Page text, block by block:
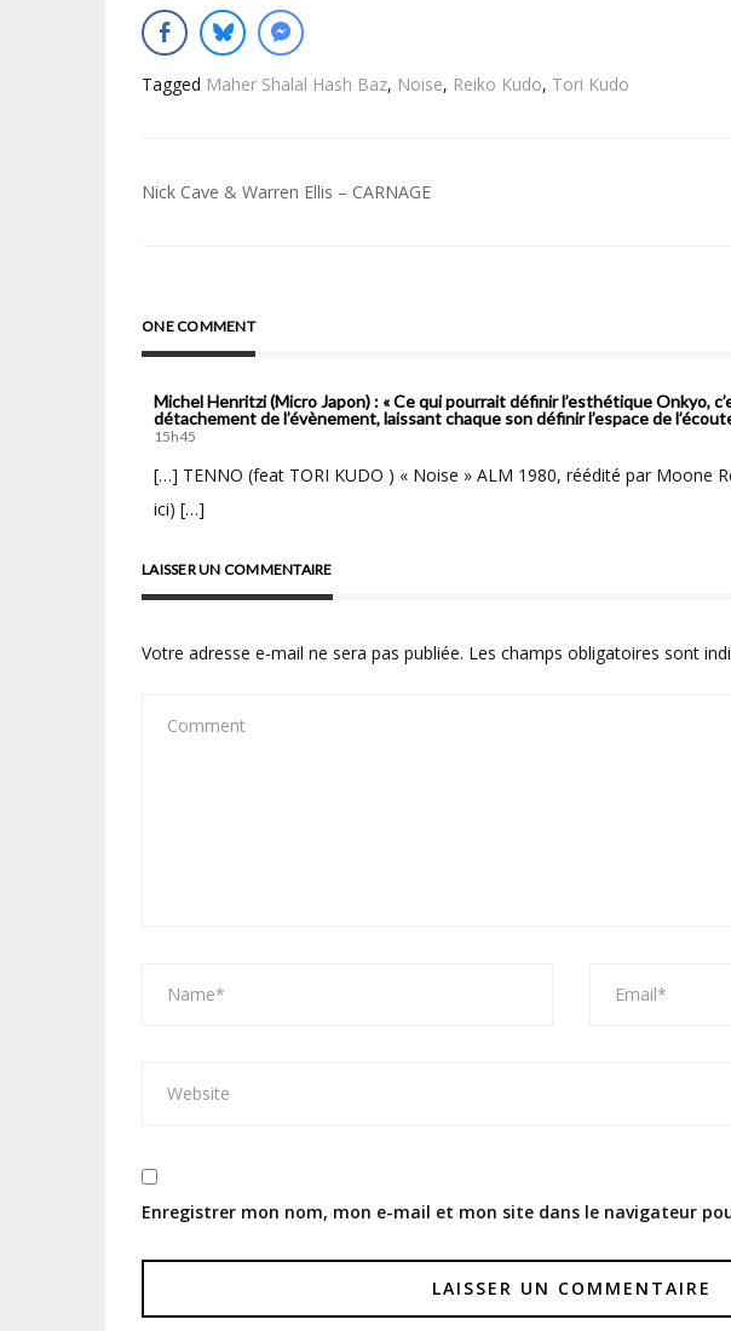
Tagged Maher Shalal Hash Baz, Noise, Reiko Kudo, Tori Kudo
Navigation
Nick Cave & Warren Ellis – CARNAGE
ONE COMMENT
Michel Henritzi (Micro Japon) : « Ce qui pourrait définir l’esthétique Onkyo,
détachement de l’évènement, laissant chaque son définir l’espace de
15h45
[…] TENNO (feat TORI KUDO ) « Noise » ALM 1980, réédité par Moone
ici) […]
LAISSER UN COMMENTAIRE
Votre adresse e-mail ne sera pas publiée. Les champs obligatoires sont
Enregistrer mon nom, mon e-mail et mon site dans le navigateur